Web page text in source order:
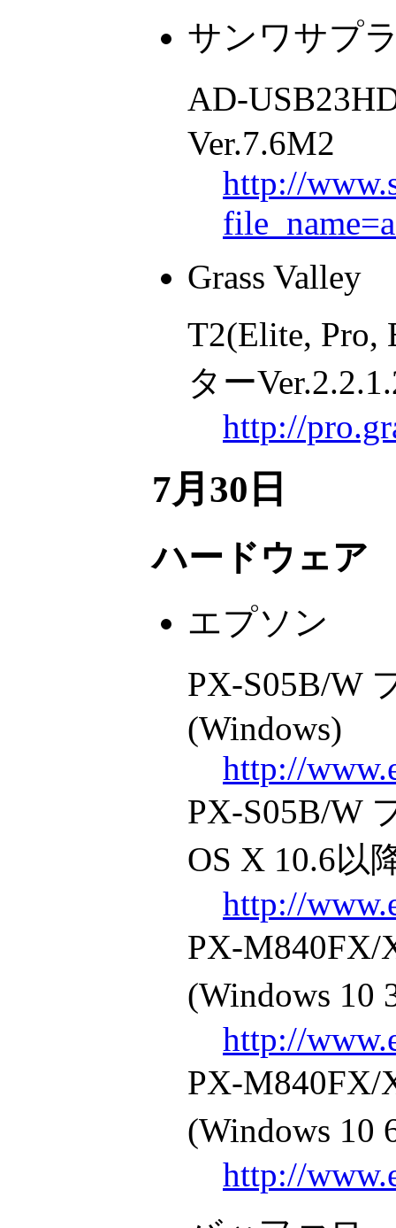
サンワサプ
AD-
Ver.7.6M2
http://
Grass Valley
T2(Elite, Pro,
ター
http://
7月30日
ハードウェア
エプソン
PX-S05B/W
(Windows)
http://
PX-S05B/W
OS X 10.6以
http://
PX-
(Windows 10
http://
PX-
(Windows 10
http://